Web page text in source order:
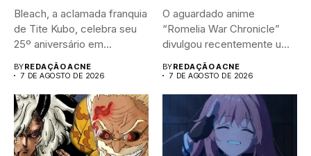
Bleach, a aclamada franquia
de Tite Kubo, celebra seu
25º aniversário em...
BYREDAÇÃO ACNE
7 DE AGOSTO DE 2026
O aguardado anime
“Romelia War Chronicle”
divulgou recentemente um
revelando...
BYREDAÇÃO ACNE
7 DE AGOSTO DE 2026